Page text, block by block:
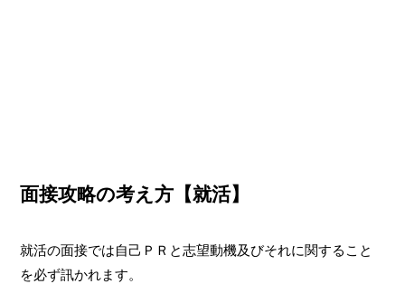
面接攻略の考え方【就活】
就活の面接では自己ＰＲと志望動機及びそれに関すること
を必ず訊かれます。